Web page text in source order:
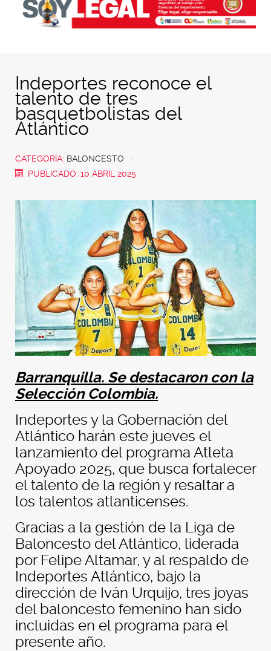
Indeportes reconoce el
talento de tres
basquetbolistas del
Atlántico
CATEGORÍA: BALONCESTO
PUBLICADO: 10 ABRIL 2025
Barranquilla. Se destacaron con la
Selección Colombia.
Indeportes y la Gobernación del
Atlántico harán este jueves el
lanzamiento del programa Atleta
Apoyado 2025, que busca fortalecer
el talento de la región y resaltar a
los talentos atlanticenses.
Gracias a la gestión de la Liga de
Baloncesto del Atlántico, liderada
por Felipe Altamar, y al respaldo de
Indeportes Atlántico, bajo la
dirección de Iván Urquijo, tres joyas
del baloncesto femenino han sido
incluidas en el programa para el
presente año.